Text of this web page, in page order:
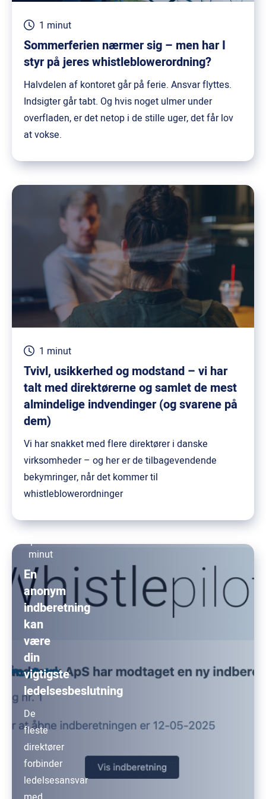
til
danske
virksomheder
med
20–
250
ansatte.
1 minut
Sommerferien nærmer sig – men har I
styr på jeres whistleblowerordning?
Halvdelen af kontoret går på ferie. Ansvar flyttes.
Indsigter går tabt. Og hvis noget ulmer under
overfladen, er det netop i de stille uger, det får lov
at vokse.
1 minut
Tvivl, usikkerhed og modstand – vi har
talt med direktørerne og samlet de mest
almindelige indvendinger (og svarene på
dem)
Vi har snakket med flere direktører i danske
virksomheder – og her er de tilbagevendende
bekymringer, når det kommer til
whistleblowerordninger
1
minut
En
anonym
indberetning
kan
være
din
vigtigste
ledelsesbeslutning
De
fleste
direktører
forbinder
ledelsesansvar